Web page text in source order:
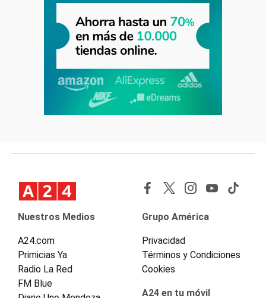
Nuestros Medios
A24.com
Primicias Ya
Radio La Red
FM Blue
Grupo América
Privacidad
Términos y Condiciones
Cookies
A24 en tu móvil